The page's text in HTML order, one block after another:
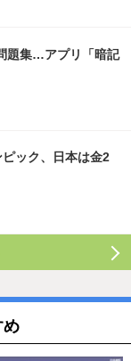
題集…アプリ「暗記
ック、日本は金2
め